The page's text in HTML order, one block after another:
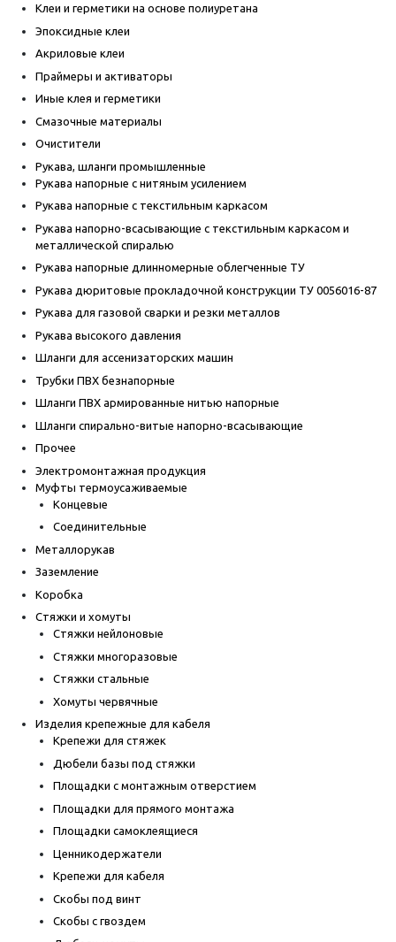
Клеи и герметики на основе полиуретана
Эпоксидные клеи
Акриловые клеи
Праймеры и активаторы
Иные клея и герметики
Смазочные материалы
Очистители
Рукава, шланги промышленные
Рукава напорные с нитяным усилением
Рукава напорные с текстильным каркасом
Рукава напорно-всасывающие с текстильным каркасом и
металлической спиралью
Рукава напорные длинномерные облегченные ТУ
Рукава дюритовые прокладочной конструкции ТУ 0056016-87
Рукава для газовой сварки и резки металлов
Рукава высокого давления
Шланги для ассенизаторских машин
Трубки ПВХ безнапорные
Шланги ПВХ армированные нитью напорные
Шланги спирально-витые напорно-всасывающие
Прочее
Электромонтажная продукция
Муфты термоусаживаемые
Концевые
Соединительные
Металлорукав
Заземление
Коробка
Стяжки и хомуты
Стяжки нейлоновые
Стяжки многоразовые
Стяжки стальные
Хомуты червячные
Изделия крепежные для кабеля
Крепежи для стяжек
Дюбели базы под стяжки
Площадки с монтажным отверстием
Площадки для прямого монтажа
Площадки самоклеящиеся
Ценникодержатели
Крепежи для кабеля
Скобы под винт
Скобы с гвоздем